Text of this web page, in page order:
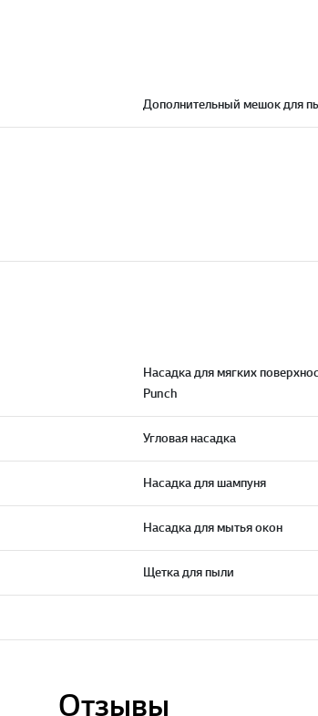
Дополнительный мешок для
Насадка для мягких
Punch
Угловая насадка
Насадка для шампуня
Насадка для мытья окон
Щетка для пыли
Отзывы